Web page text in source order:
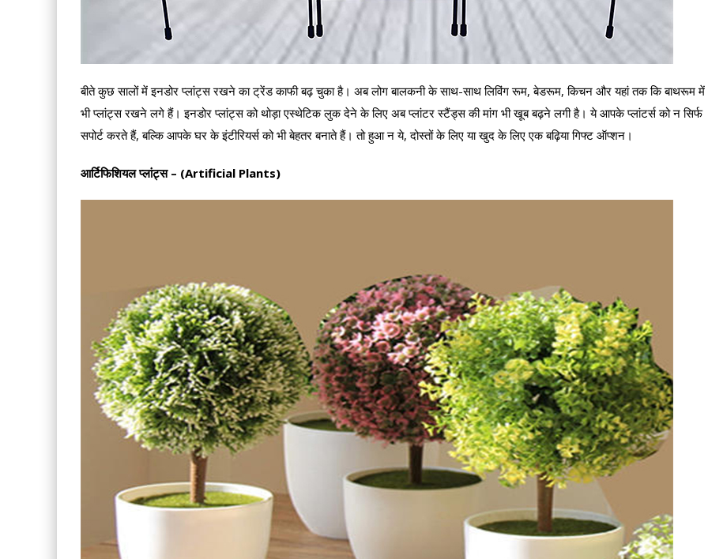
बीते कुछ सालों में इनडोर प्लांट्स रखने का ट्रेंड काफी बढ़ चुका है। अब लोग बालकनी के साथ-साथ लिविंग रूम, बेडरूम, किचन और यहां तक कि बाथरूम में
भी प्लांट्स रखने लगे हैं। इनडोर प्लांट्स को थोड़ा एस्थेटिक लुक देने के लिए अब प्लांटर स्टैंड्स की मांग भी खूब बढ़ने लगी है। ये आपके प्लांटर्स को न सिर्फ
सपोर्ट करते हैं, बल्कि आपके घर के इंटीरियर्स को भी बेहतर बनाते हैं। तो हुआ न ये, दोस्तों के लिए या खुद के लिए एक बढ़िया गिफ्ट ऑप्शन।
आर्टिफिशियल प्लांट्स – (Artificial Plants)